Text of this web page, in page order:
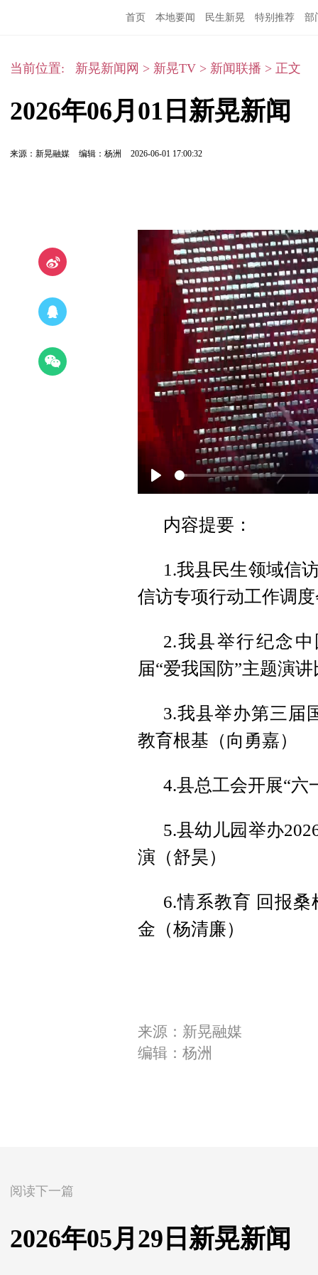
首页 本地要闻 民生新晃 特别推荐 部
当前位置: 新晃新闻网 > 新晃TV > 新闻联播 > 正文
2026年06月01日新晃新闻
来源：新晃融媒 编辑：杨洲 2026-06-01 17:00:32
Play
内容提要：
1.我县民生领域信
信访专项行动工作调
2.我县举行纪念
届“爱我国防”主题演
3.我县举办第三届
教育根基（向勇嘉）
4.县总工会开展“六
5.县幼儿园举办
演（舒昊）
6.情系教育 回报
金（杨清廉）
来源：新晃融媒
编辑：杨洲
阅读下一篇
2026年05月29日新晃新闻